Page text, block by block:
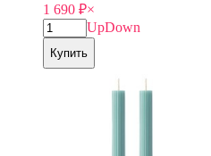
1 690 ₽×
UpDown
Купить